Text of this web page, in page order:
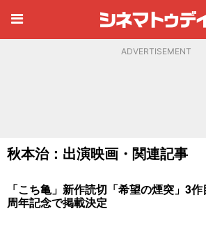
ADVERTISEMENT
秋本治：出演映画・関連記事
「こち亀」新作読切「希望の煙突」3
周年記念で掲載決定